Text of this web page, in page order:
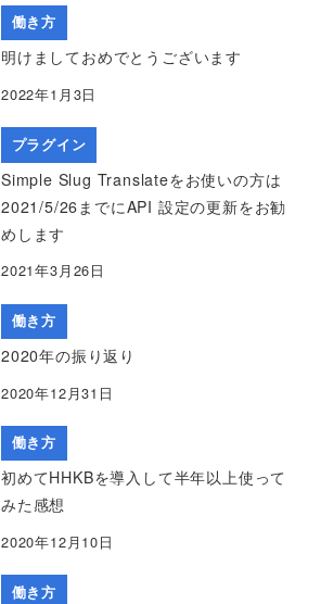
働き方
明けましておめでとうございます
2022年1月3日
プラグイン
Simple Slug Translateをお使いの方は
2021/5/26までにAPI 設定の更新をお勧
めします
2021年3月26日
働き方
2020年の振り返り
2020年12月31日
働き方
初めてHHKBを導入して半年以上使って
みた感想
2020年12月10日
働き方